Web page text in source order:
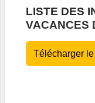
LISTE DES
VACANCES
Télécharger